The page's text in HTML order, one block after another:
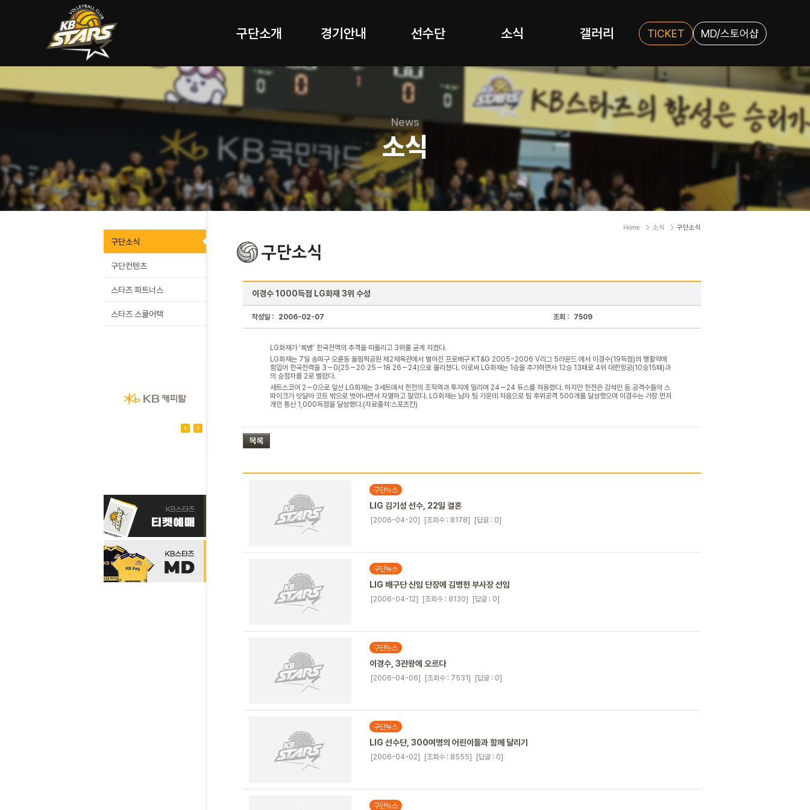
구단소개 경기안내 선수단 소식 갤러리 TICKET MD/스토어샵
구단소식
구단컨텐츠
스타즈 파트너스
스타즈 스쿨어택
Home 소식 구단소식
이경수 1000득점 LG화재 3위 수성
작성일 : 2006-02-07 조회 : 7509
LG화재가 ‘복병’ 한국전력의 추격을 따돌리고 3위를 굳게 지켰다.
LG화재는 7일 송파구 오륜동 올림픽공원 제2체육관에서 벌어진 프로배구 KT&G 2005~2006 V리그 5라운드 에서 이경수(19득점)의 맹활약에
힘입어 한국전력을 3－0(25－20 25－18 26－24)으로 물리쳤다. 이로써 LG화재는 1승을 추가하면서 12승 13패로 4위 대한항공(10승15패)과
의 승점차를 2로 벌렸다.
세트스코어 2－0으로 앞선 LG화재는 3세트에서 한전의 조직력과 투지에 밀리며 24－24 듀스를 허용했다. 하지만 한전은 강석민 등 공격수들의 스
파이크가 잇달아 코트 밖으로 벗어나면서 자멸하고 말았다. LG화재는 남자 팀 가운데 처음으로 팀 후위공격 500개를 달성했으며 이경수는 가장 먼저
개인 통산 1,000득점을 달성했다.(자료출처:스포츠칸)
구단뉴스
LIG 김기성 선수, 22일 결혼
[2006-04-20] [조회수 : 8178] [답글 : 0]
구단뉴스
LIG 배구단 신임 단장에 김병헌 부사장 선임
[2006-04-12] [조회수 : 8130] [답글 : 0]
구단뉴스
이경수, 3관왕에 오르다
[2006-04-06] [조회수 : 7531] [답글 : 0]
구단뉴스
LIG 선수단, 300여명의 어린이들과 함께 달리기
[2006-04-02] [조회수 : 8555] [답글 : 0]
구단뉴스